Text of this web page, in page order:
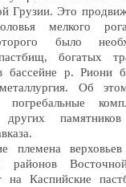
Грузии. Это
мелкого
было
богатых
бассейне р. Риони
Об
погребальные
племена
районов
на Каспийские